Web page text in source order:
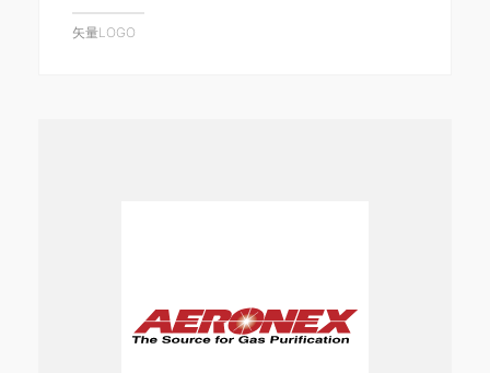
矢量LOGO